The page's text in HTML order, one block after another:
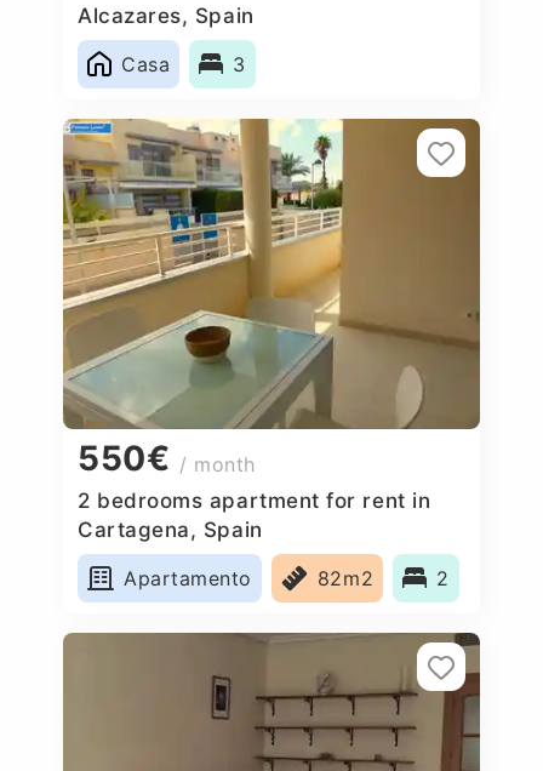
Alcazares, Spain
Casa
3
550€ / month
2 bedrooms apartment for rent in
Cartagena, Spain
Apartamento
82m2 2